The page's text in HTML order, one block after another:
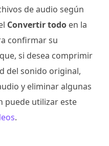
de audio según
Convertir todo en la
confirmar su
si desea comprimir
del sonido original,
y eliminar algunas
puede utilizar este
.